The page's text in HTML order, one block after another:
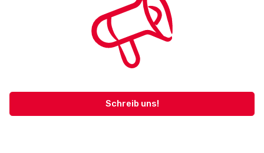
Schreib uns!